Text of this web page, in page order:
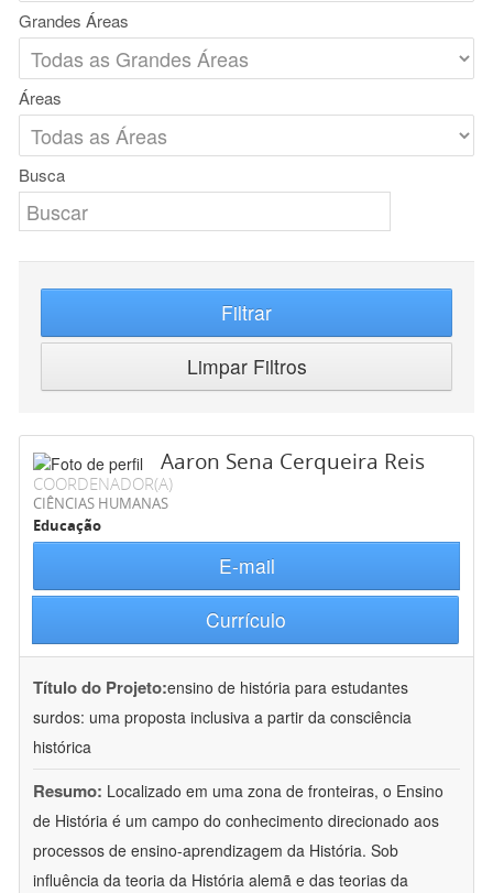
Grandes Áreas
Áreas
Busca
Filtrar
Limpar Filtros
Aaron Sena Cerqueira Reis
COORDENADOR(A)
CIÊNCIAS HUMANAS
Educação
E-mail
Currículo
Título do Projeto:ensino de história para estudantes
surdos: uma proposta inclusiva a partir da consciência
histórica
Resumo: Localizado em uma zona de fronteiras, o Ensino
de História é um campo do conhecimento direcionado aos
processos de ensino-aprendizagem da História. Sob
influência da teoria da História alemã e das teorias da